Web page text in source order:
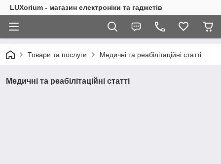
LUXorium - магазин електроніки та гаджетів
Товари та послуги Медичні та реабілітаційні статті
Медичні та реабілітаційні статті